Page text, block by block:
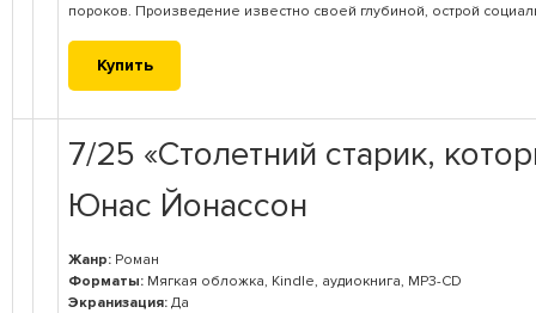
пороков. Произведение известно своей глубиной, острой
Купить
7/25 «Столетний старик,
Юнас Йонассон
Жанр: Роман
Форматы: Мягкая обложка, Kindle, аудиокнига, MP3-CD
Экранизация: Да